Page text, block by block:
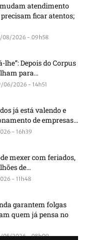
atendimento
ficar atentos;
08/2026 - 09h58
lhe”: Depois do Corpus
para...
06/2026 - 14h51
já está valendo e
de empresas...
- 16h39
mexer com feriados,
de...
- 11h48
garantem folgas
quem já pensa no
05/2026 - 08h09